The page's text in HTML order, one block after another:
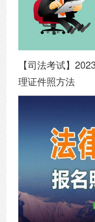
【司法考试】
理证件照方法